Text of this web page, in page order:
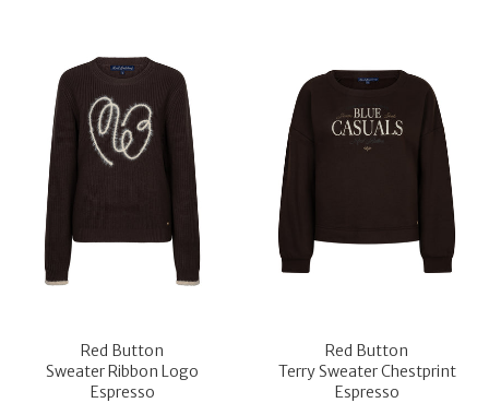
Red Button
Sweater Ribbon Logo
Espresso
Red Button
Terry Sweater Chestprint
Espresso